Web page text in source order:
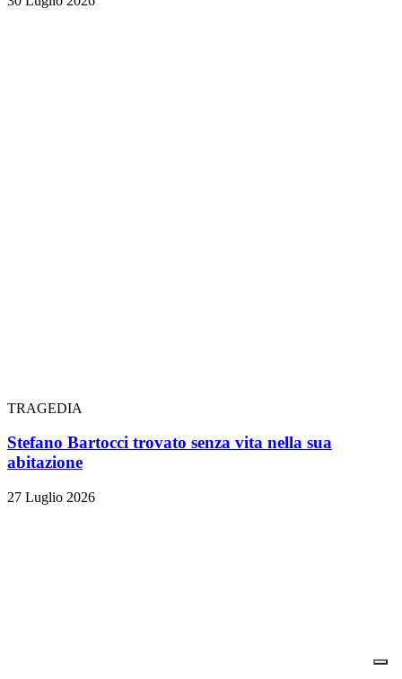
TRAGEDIA
Stefano Bartocci trovato senza vita nella sua
abitazione
27 Luglio 2026